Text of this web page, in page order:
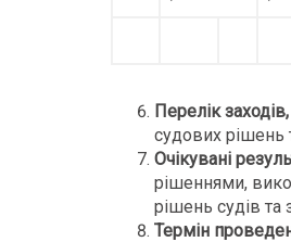
Перелік
судових рішень
Очікувані
рішеннями,
рішень судів та
Термін